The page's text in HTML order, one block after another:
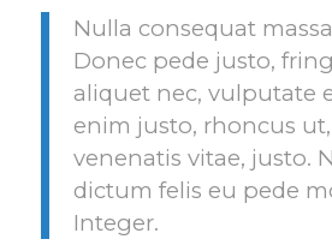
Nulla consequat
Donec pede justo,
aliquet nec, vulputate
enim justo, rhoncus
venenatis vitae, justo.
dictum felis eu pede
Integer.